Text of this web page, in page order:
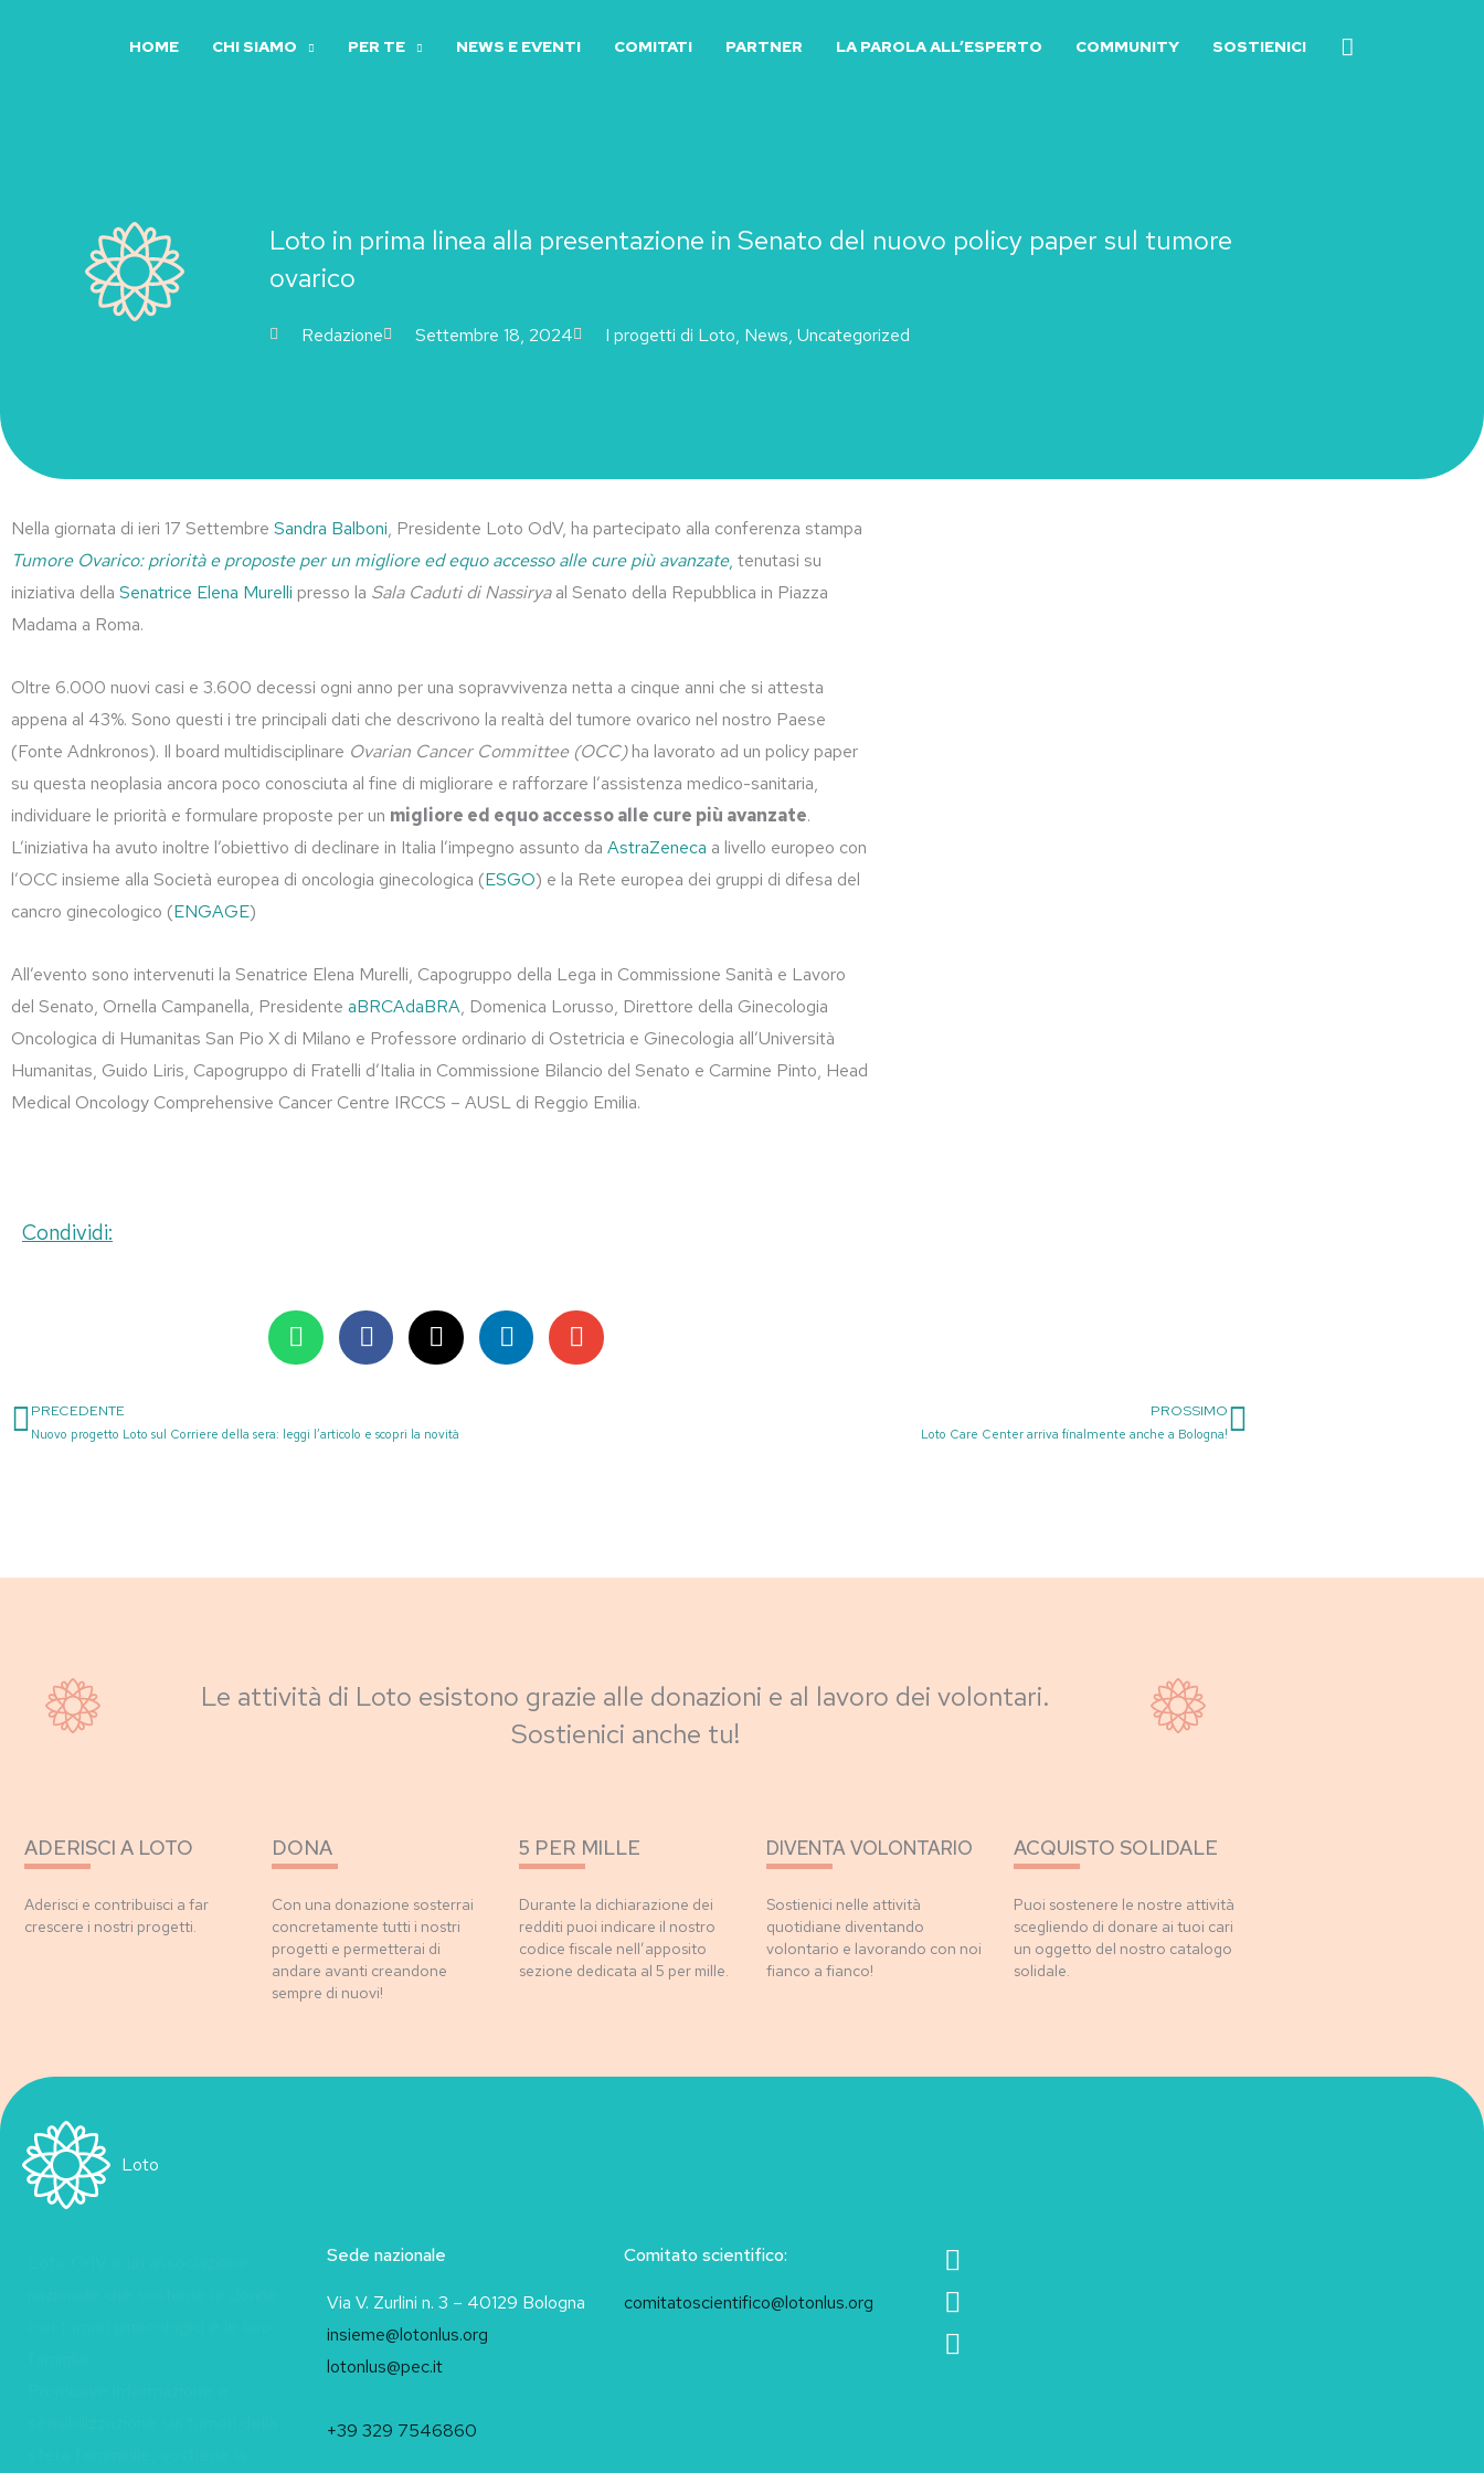
HOME CHI SIAMO PER TE NEWS E EVENTI COMITATI PARTNER LA PAROLA ALL’ESPERTO COMMUNITY SOSTIENICI
Loto in prima linea alla presentazione in Senato del nuovo policy paper sul tumore
ovarico
Redazione Settembre 18, 2024 I progetti di Loto, News,Uncategorized
Nella giornata di ieri 17 Settembre Sandra Balboni, Presidente Loto OdV, ha partecipato alla conferenza stampa
Tumore Ovarico: priorità e proposte per un migliore ed equo accesso alle cure più avanzate, tenutasi su
iniziativa della Senatrice Elena Murelli presso la Sala Caduti di Nassiryaal Senato della Repubblica in Piazza
Madama a Roma.
Oltre 6.000 nuovi casi e 3.600 decessi ogni anno per una sopravvivenza netta a cinque anni che si attesta
appena al 43%. Sono questi i tre principali dati che descrivono la realtà del tumore ovarico nel nostro Paese
(Fonte Adnkronos). Il board multidisciplinare Ovarian Cancer Committee (OCC)ha lavorato ad un policy paper
su questa neoplasia ancora poco conosciuta al fine di migliorare e rafforzare l’assistenza medico-sanitaria,
individuare le priorità e formulare proposte per un migliore ed equo accesso alle cure più avanzate.
L’iniziativa ha avuto inoltre l’obiettivo di declinare in Italia l’impegno assunto da AstraZeneca a livello europeo con
l’OCC insieme alla Società europea di oncologia ginecologica (ESGO) e la Rete europea dei gruppi di difesa del
cancro ginecologico (ENGAGE)
All’evento sono intervenuti la Senatrice Elena Murelli, Capogruppo della Lega in Commissione Sanità e Lavoro
del Senato, Ornella Campanella, Presidente aBRCAdaBRA, Domenica Lorusso, Direttore della Ginecologia
Oncologica di Humanitas San Pio X di Milano e Professore ordinario di Ostetricia e Ginecologia all’Università
Humanitas, Guido Liris, Capogruppo di Fratelli d’Italia in Commissione Bilancio del Senato e Carmine Pinto, Head
Medical Oncology Comprehensive Cancer Centre IRCCS – AUSL di Reggio Emilia.
Condividi:
Precedente
PRECEDENTE
Nuovo progetto Loto sul Corriere della sera: leggi l’articolo e scopri la novità
PROSSIMO
Loto Care Center arriva finalmente anche a Bologna! Successivo
Le attività di Loto esistono grazie alle donazioni e al lavoro dei volontari.
Sostienici anche tu!
ADERISCI A LOTO
Aderisci e contribuisci a far
crescere i nostri progetti.
DONA
Con una donazione sosterrai
concretamente tutti i nostri
progetti e permetterai di
andare avanti creandone
sempre di nuovi!
5 PER MILLE
Durante la dichiarazione dei
redditi puoi indicare il nostro
codice fiscale nell’apposito
sezione dedicata al 5 per mille.
DIVENTA VOLONTARIO
Sostienici nelle attività
quotidiane diventando
volontario e lavorando con noi
fianco a fianco!
ACQUISTO SOLIDALE
Puoi sostenere le nostre attività
scegliendo di donare ai tuoi cari
un oggetto del nostro catalogo
solidale.
Loto
Sede nazionale
Via V. Zurlini n. 3 – 40129 Bologna
insieme@lotonlus.org
lotonlus@pec.it
+39 329 7546860
Comitato scientifico:
comitatoscientifico@lotonlus.org